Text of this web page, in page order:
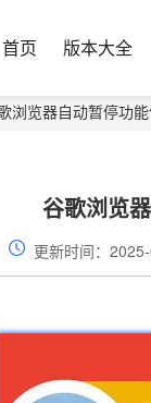
首页 版本大全
浏览器自动暂停功
谷歌浏览
更新时间：